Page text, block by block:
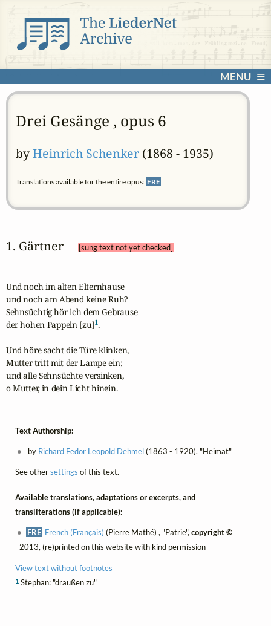
MENU
Drei Gesänge , opus 6
byHeinrich Schenker(1868 - 1935)
Translations available for the entire opus: FRE
1. Gärtner [sung text not yet checked]
Und noch im alten Elternhause
und noch am Abend keine Ruh?
Sehnsüchtig hör ich dem Gebrause
der hohen Pappeln [zu]1.
Und höre sacht die Türe klinken,
Mutter tritt mit der Lampe ein;
und alle Sehnsüchte versinken,
o Mutter, in dein Licht hinein.
Text Authorship:
by Richard Fedor Leopold Dehmel(1863 - 1920), "Heimat"
See othersettings of this text.
Available translations, adaptations or excerpts, and
transliterations (if applicable):
FRE French (Français) (Pierre Mathé) , "Patrie",copyright ©
2013, (re)printed on this website with kind permission
View text without footnotes
1Stephan: "draußen zu"